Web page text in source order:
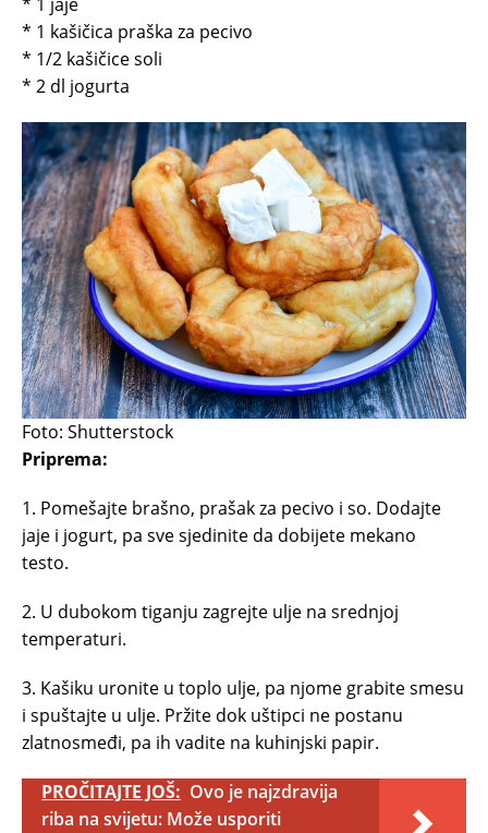
* 1 kašičica praška za pecivo
* 1/2 kašičice soli
* 2 dl jogurta
Foto: Shutterstock
Priprema:
1. Pomešajte brašno, prašak za pecivo i so. Dodajte
jaje i jogurt, pa sve sjedinite da dobijete mekano
testo.
2. U dubokom tiganju zagrejte ulje na srednjoj
temperaturi.
3. Kašiku uronite u toplo ulje, pa njome grabite smesu
i spuštajte u ulje. Pržite dok uštipci ne postanu
zlatnosmeđi, pa ih vadite na kuhinjski papir.
PROČITAJTE JOŠ: Ovo je najzdravija
riba na svijetu: Može usporiti